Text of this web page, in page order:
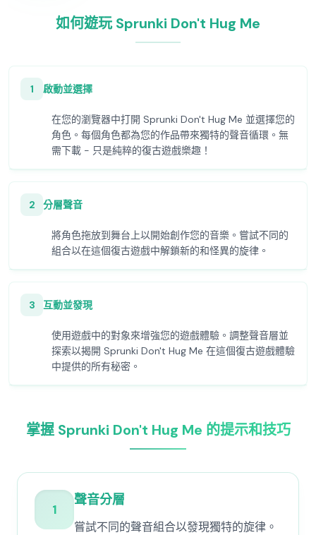
如何遊玩 Sprunki Don't Hug Me
1 啟動並選擇
在您的瀏覽器中打開 Sprunki Don't Hug Me 並選擇您的
角色。每個角色都為您的作品帶來獨特的聲音循環。無
需下載 - 只是純粹的復古遊戲樂趣！
2 分層聲音
將角色拖放到舞台上以開始創作您的音樂。嘗試不同的
組合以在這個復古遊戲中解鎖新的和怪異的旋律。
3 互動並發現
使用遊戲中的對象來增強您的遊戲體驗。調整聲音層並
探索以揭開 Sprunki Don't Hug Me 在這個復古遊戲體驗
中提供的所有秘密。
掌握 Sprunki Don't Hug Me 的提示和技巧
1
聲音分層
嘗試不同的聲音組合以發現獨特的旋律。